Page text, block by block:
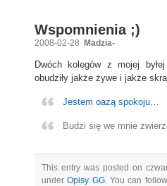
Wspomnienia ;)
2008-02-28 Madzia-
Dwóch kolegów z mojej
obudziły jakże żywe i jakże
Jestem oazą spokoju…
Budzi się we mnie
This entry was posted on
underOpisy GG. You can